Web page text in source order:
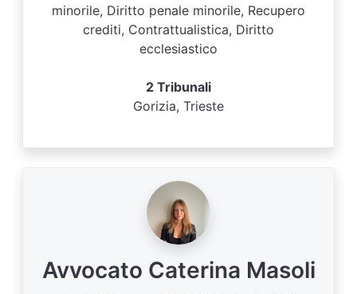
minorile, Diritto penale minorile, Recupero
crediti, Contrattualistica, Diritto
ecclesiastico
2 Tribunali
Gorizia, Trieste
Avvocato Caterina Masoli